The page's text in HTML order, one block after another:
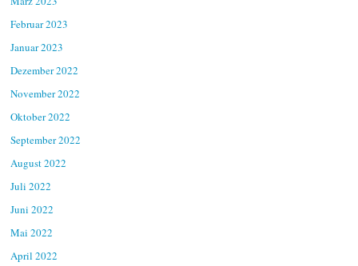
Februar 2023
Januar 2023
Dezember 2022
November 2022
Oktober 2022
September 2022
August 2022
Juli 2022
Juni 2022
Mai 2022
April 2022